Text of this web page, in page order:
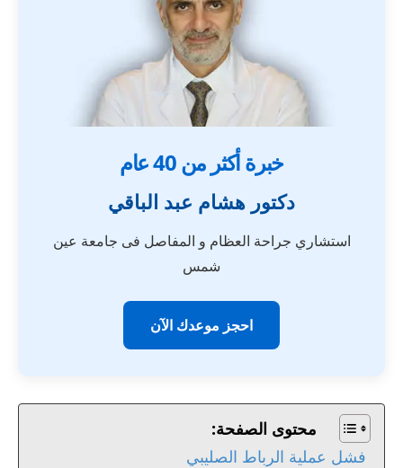
خبرة أكثر من 40 عام
دكتور هشام عبد الباقي
استشاري جراحة العظام و المفاصل فى جامعة عين
شمس
احجز موعدك الآن
محتوى الصفحة:
فشل عملية الرباط الصليبي